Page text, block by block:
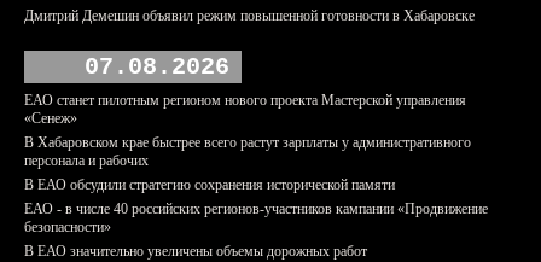
Дмитрий Демешин объявил режим повышенной готовности в Хабаровске
07.08.2026
ЕАО станет пилотным регионом нового проекта Мастерской управления
«Сенеж»
В Хабаровском крае быстрее всего растут зарплаты у административного
персонала и рабочих
В ЕАО обсудили стратегию сохранения исторической памяти
ЕАО - в числе 40 российских регионов-участников кампании «Продвижение
безопасности»
В ЕАО значительно увеличены объемы дорожных работ